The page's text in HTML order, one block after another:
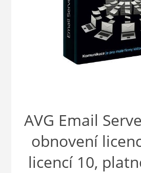
AVG Email
obnovení
licencí 10,